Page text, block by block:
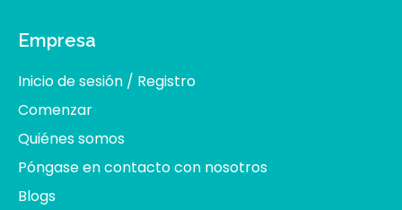
Empresa
Inicio de sesión / Registro
Comenzar
Quiénes somos
Póngase en contacto con nosotros
Blogs